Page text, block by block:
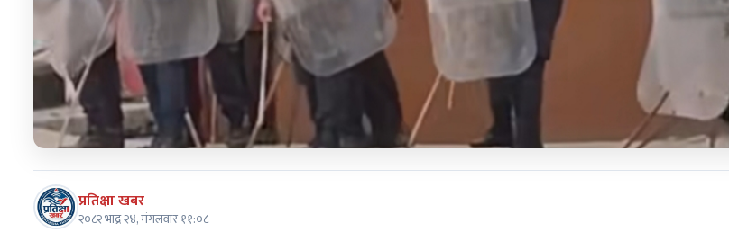
प्रतिक्षा खबर
२०८२ भाद्र २४, मंगलवार ११:०८